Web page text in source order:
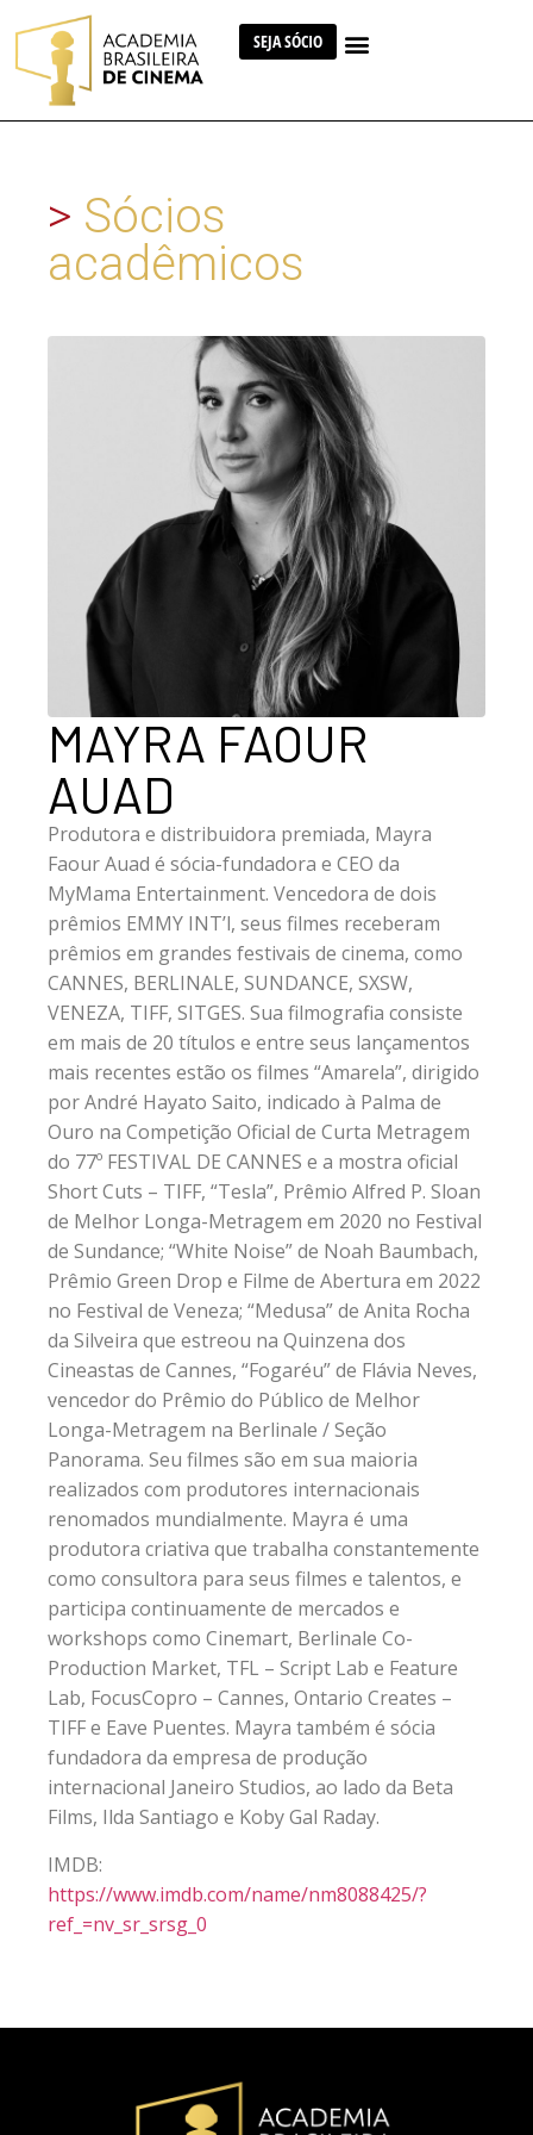
SEJA SÓCIO
> Sócios
acadêmicos
MAYRA FAOUR
AUAD
Produtora e distribuidora premiada, Mayra
Faour Auad é sócia-fundadora e CEO da
MyMama Entertainment. Vencedora de dois
prêmios EMMY INT’l, seus filmes receberam
prêmios em grandes festivais de cinema, como
CANNES, BERLINALE, SUNDANCE, SXSW,
VENEZA, TIFF, SITGES. Sua filmografia consiste
em mais de 20 títulos e entre seus lançamentos
mais recentes estão os filmes “Amarela”, dirigido
por André Hayato Saito, indicado à Palma de
Ouro na Competição Oficial de Curta Metragem
do 77º FESTIVAL DE CANNES e a mostra oficial
Short Cuts – TIFF, “Tesla”, Prêmio Alfred P. Sloan
de Melhor Longa-Metragem em 2020 no Festival
de Sundance; “White Noise” de Noah Baumbach,
Prêmio Green Drop e Filme de Abertura em 2022
no Festival de Veneza; “Medusa” de Anita Rocha
da Silveira que estreou na Quinzena dos
Cineastas de Cannes, “Fogaréu” de Flávia Neves,
vencedor do Prêmio do Público de Melhor
Longa-Metragem na Berlinale / Seção
Panorama. Seu filmes são em sua maioria
realizados com produtores internacionais
renomados mundialmente. Mayra é uma
produtora criativa que trabalha constantemente
como consultora para seus filmes e talentos, e
participa continuamente de mercados e
workshops como Cinemart, Berlinale Co-
Production Market, TFL – Script Lab e Feature
Lab, FocusCopro – Cannes, Ontario Creates –
TIFF e Eave Puentes. Mayra também é sócia
fundadora da empresa de produção
internacional Janeiro Studios, ao lado da Beta
Films, Ilda Santiago e Koby Gal Raday.
IMDB:
https://www.imdb.com/name/nm8088425/?
ref_=nv_sr_srsg_0